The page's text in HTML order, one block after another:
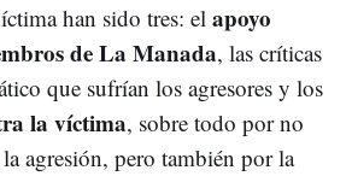
han sido tres: el apoyo
de La Manada, las críticas
que sufrían los agresores y los
la víctima, sobre todo por no
agresión, pero también por la